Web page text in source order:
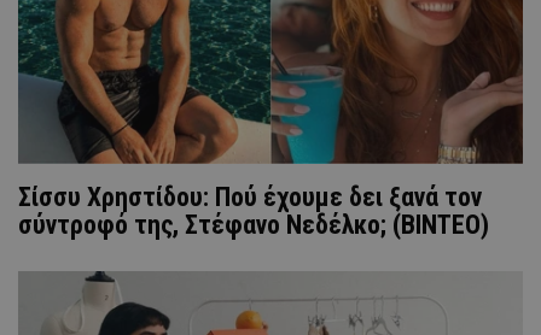
Σίσσυ Χρηστίδου: Πού έχουμε δει ξανά τον
σύντροφό της, Στέφανο Νεδέλκο; (ΒΙΝΤΕΟ)